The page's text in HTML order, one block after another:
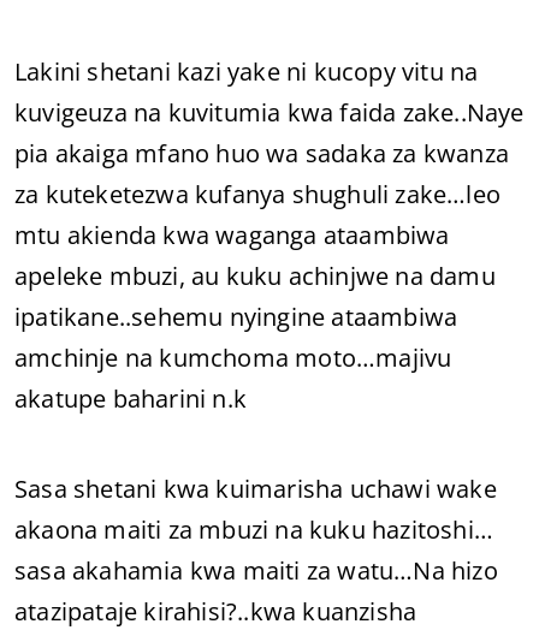
Lakini shetani kazi yake ni kucopy vitu na
kuvigeuza na kuvitumia kwa faida zake..Naye
pia akaiga mfano huo wa sadaka za kwanza
za kuteketezwa kufanya shughuli zake…leo
mtu akienda kwa waganga ataambiwa
apeleke mbuzi, au kuku achinjwe na damu
ipatikane..sehemu nyingine ataambiwa
amchinje na kumchoma moto…majivu
akatupe baharini n.k
Sasa shetani kwa kuimarisha uchawi wake
akaona maiti za mbuzi na kuku hazitoshi…
sasa akahamia kwa maiti za watu…Na hizo
atazipataje kirahisi?..kwa kuanzisha